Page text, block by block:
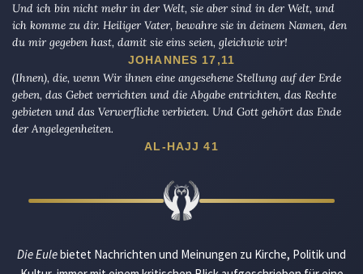
Und ich bin nicht mehr in der Welt, sie aber sind in der Welt, und
ich komme zu dir. Heiliger Vater, bewahre sie in deinem Namen, den
du mir gegeben hast, damit sie eins seien, gleichwie wir!
JOHANNES 17,11
(Ihnen), die, wenn Wir ihnen eine angesehene Stellung auf der Erde
geben, das Gebet verrichten und die Abgabe entrichten, das Rechte
gebieten und das Verwerfliche verbieten. Und Gott gehört das Ende
der Angelegenheiten.
AL-HAJJ 41
Die Eulebietet Nachrichten und Meinungen zu Kirche, Politik und